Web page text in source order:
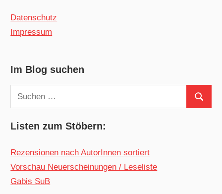
Datenschutz
Impressum
Im Blog suchen
Suchen
nach:
Suchen
Listen zum Stöbern:
Rezensionen nach AutorInnen sortiert
Vorschau Neuerscheinungen / Leseliste
Gabis SuB